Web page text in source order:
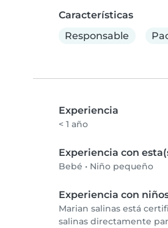
Características
Responsable
Experiencia
< 1 año
Experiencia con
Bebé • Niño pequeño
Experiencia con
Marian salinas está
salinas directamente